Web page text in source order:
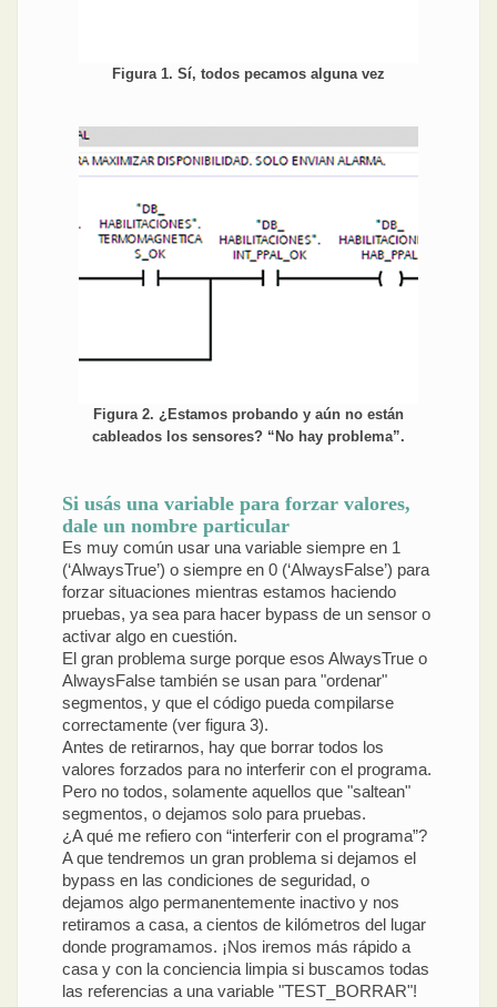
Figura 1. Sí, todos pecamos alguna vez
Figura 2. ¿Estamos probando y aún no están
cableados los sensores? “No hay problema”.
Si usás una variable para forzar valores,
dale un nombre particular
Es muy común usar una variable siempre en 1
(‘AlwaysTrue’) o siempre en 0 (‘AlwaysFalse’) para
forzar situaciones mientras estamos haciendo
pruebas, ya sea para hacer bypass de un sensor o
activar algo en cuestión.
El gran problema surge porque esos AlwaysTrue o
AlwaysFalse también se usan para "ordenar"
segmentos, y que el código pueda compilarse
correctamente (ver figura 3).
Antes de retirarnos, hay que borrar todos los
valores forzados para no interferir con el programa.
Pero no todos, solamente aquellos que "saltean"
segmentos, o dejamos solo para pruebas.
¿A qué me refiero con “interferir con el programa”?
A que tendremos un gran problema si dejamos el
bypass en las condiciones de seguridad, o
dejamos algo permanentemente inactivo y nos
retiramos a casa, a cientos de kilómetros del lugar
donde programamos. ¡Nos iremos más rápido a
casa y con la conciencia limpia si buscamos todas
las referencias a una variable "TEST_BORRAR"!